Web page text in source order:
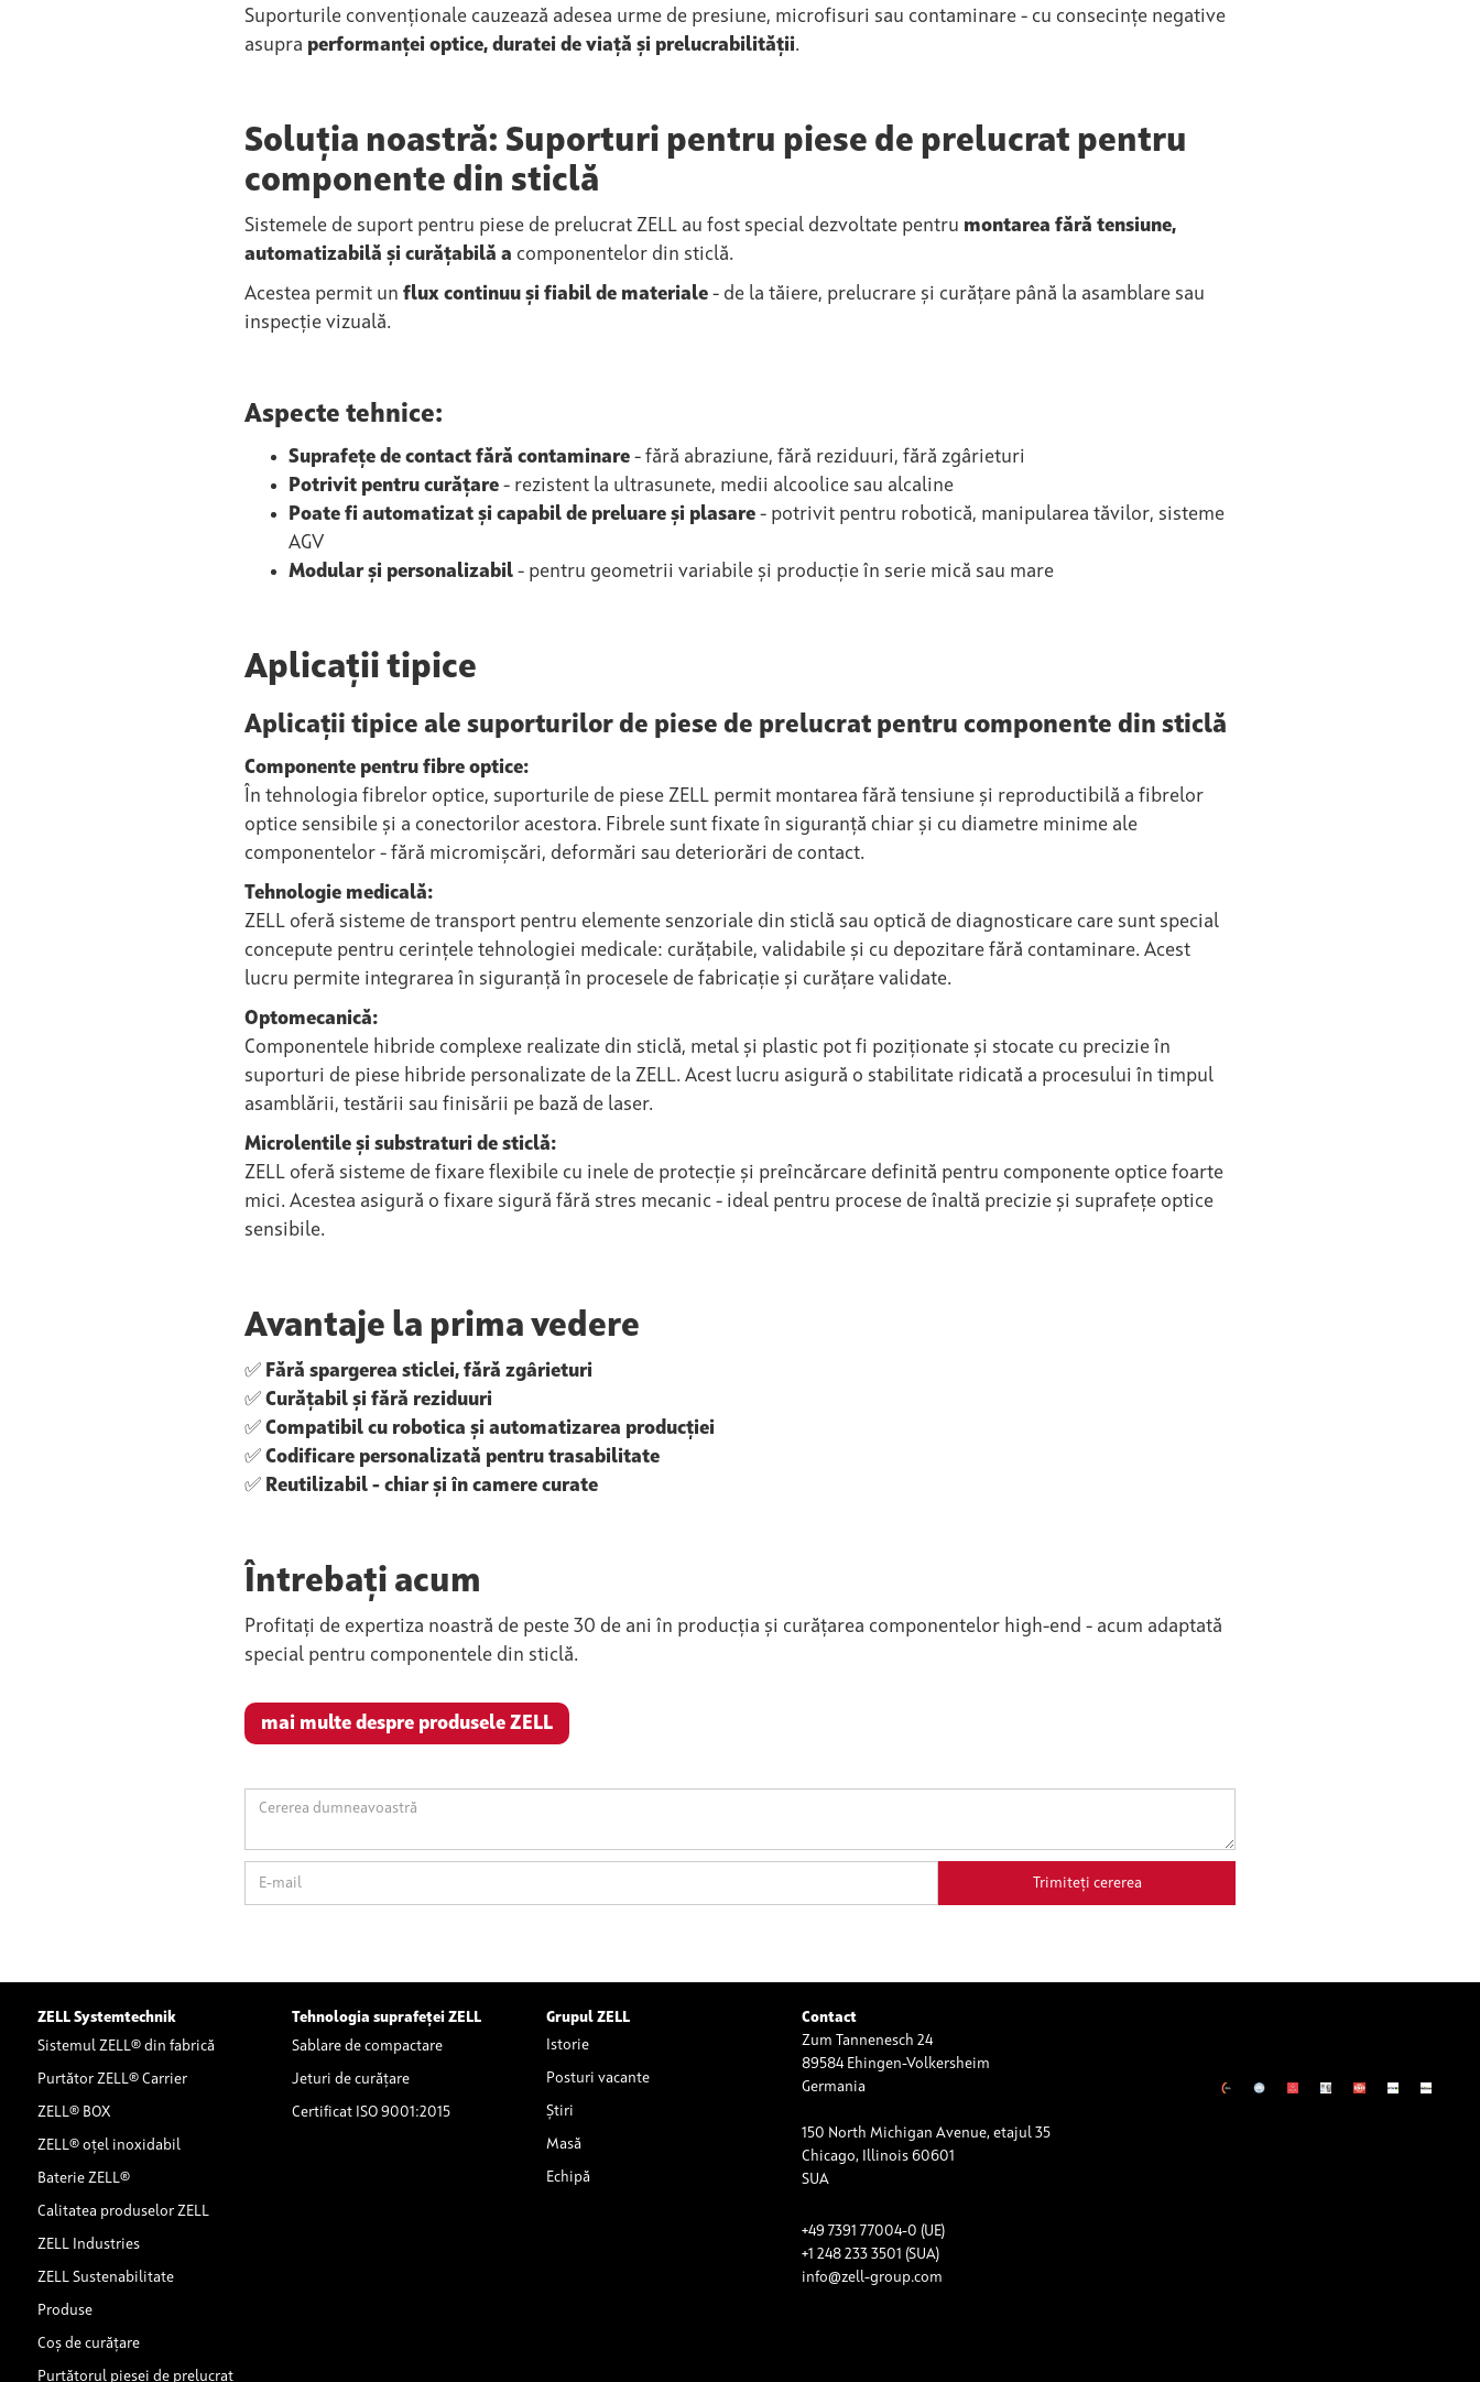
Suporturile convenționale cauzează adesea urme de presiune, microfisuri sau contaminare - cu consecințe negative
asupra performanței optice, duratei de viață și prelucrabilității.
Soluția noastră: Suporturi pentru piese de prelucrat pentru
componente din sticlă
Sistemele de suport pentru piese de prelucrat ZELL au fost special dezvoltate pentru montarea fără tensiune,
automatizabilă și curățabilă a componentelor din sticlă.
Acestea permit un flux continuu și fiabil de materiale - de la tăiere, prelucrare și curățare până la asamblare sau
inspecție vizuală.
Aspecte tehnice:
Suprafețe de contact fără contaminare - fără abraziune, fără reziduuri, fără zgârieturi
Potrivit pentru curățare - rezistent la ultrasunete, medii alcoolice sau alcaline
Poate fi automatizat și capabil de preluare și plasare - potrivit pentru robotică, manipularea tăvilor, sisteme
AGV
Modular și personalizabil - pentru geometrii variabile și producție în serie mică sau mare
Aplicații tipice
Aplicații tipice ale suporturilor de piese de prelucrat pentru componente din sticlă
Componente pentru fibre optice:
În tehnologia fibrelor optice, suporturile de piese ZELL permit montarea fără tensiune și reproductibilă a fibrelor
optice sensibile și a conectorilor acestora. Fibrele sunt fixate în siguranță chiar și cu diametre minime ale
componentelor - fără micromișcări, deformări sau deteriorări de contact.
Tehnologie medicală:
ZELL oferă sisteme de transport pentru elemente senzoriale din sticlă sau optică de diagnosticare care sunt special
concepute pentru cerințele tehnologiei medicale: curățabile, validabile și cu depozitare fără contaminare. Acest
lucru permite integrarea în siguranță în procesele de fabricație și curățare validate.
Optomecanică:
Componentele hibride complexe realizate din sticlă, metal și plastic pot fi poziționate și stocate cu precizie în
suporturi de piese hibride personalizate de la ZELL. Acest lucru asigură o stabilitate ridicată a procesului în timpul
asamblării, testării sau finisării pe bază de laser.
Microlentile și substraturi de sticlă:
ZELL oferă sisteme de fixare flexibile cu inele de protecție și preîncărcare definită pentru componente optice foarte
mici. Acestea asigură o fixare sigură fără stres mecanic - ideal pentru procese de înaltă precizie și suprafețe optice
sensibile.
Avantaje la prima vedere
✅ Fără spargerea sticlei, fără zgârieturi
✅ Curățabil și fără reziduuri
✅ Compatibil cu robotica și automatizarea producției
✅ Codificare personalizată pentru trasabilitate
✅ Reutilizabil - chiar și în camere curate
Întrebați acum
Profitați de expertiza noastră de peste 30 de ani în producția și curățarea componentelor high-end - acum adaptată
special pentru componentele din sticlă.
mai multe despre produsele ZELL
ZELL Systemtechnik
Sistemul ZELL® din fabrică
Purtător ZELL® Carrier
ZELL® BOX
ZELL® oțel inoxidabil
Baterie ZELL®
Calitatea produselor ZELL
ZELL Industries
ZELL Sustenabilitate
Produse
Coș de curățare
Purtătorul piesei de prelucrat
Tehnologia suprafeței ZELL
Sablare de compactare
Jeturi de curățare
Certificat ISO 9001:2015
Grupul ZELL
Istorie
Posturi vacante
Știri
Masă
Echipă
Contact
Zum Tannenesch 24
89584 Ehingen-Volkersheim
Germania
150 North Michigan Avenue, etajul 35
Chicago, Illinois 60601
SUA
+49 7391 77004-0 (UE)
+1 248 233 3501 (SUA)
info@zell-group.com